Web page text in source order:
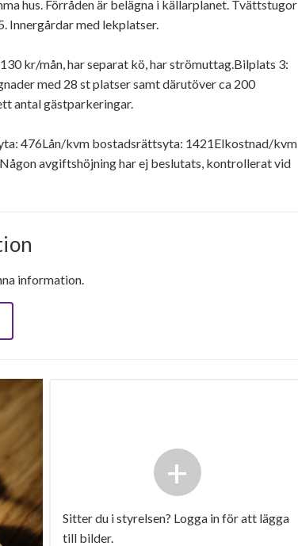
hus. Förråden är belägna i källarplanet. Tvättstugor
Innergårdar med lekplatser.
kr/mån, har separat kö, har strömuttag.Bilplats 3:
med 28 st platser samt därutöver ca 200
antal gästparkeringar.
476Lån/kvm bostadsrättsyta: 1421Elkostnad/kvm
avgiftshöjning har ej beslutats, kontrollerat vid
information.
+
Sitter du i styrelsen? Logga in för att lägga
till bilder.